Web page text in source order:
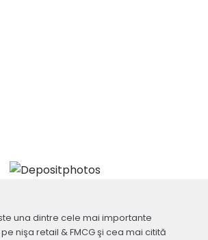
una dintre cele mai importante
nişa retail & FMCG şi cea mai citită